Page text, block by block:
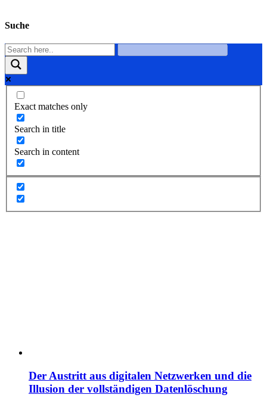
Suche
Exact matches only
Search in title
Search in content
Der Austritt aus digitalen Netzwerken und die
Illusion der vollständigen Datenlöschung